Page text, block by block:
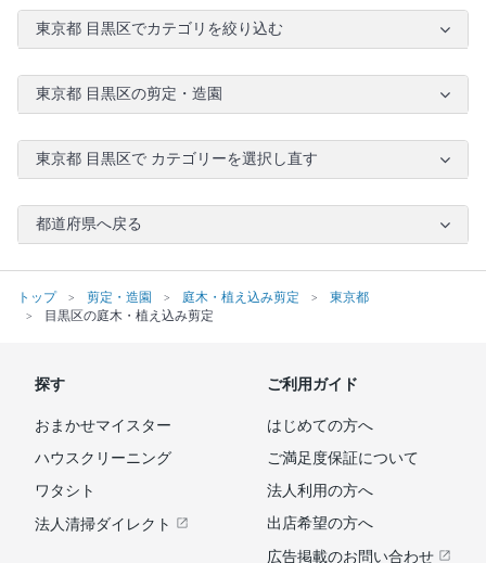
東京都 目黒区でカテゴリを絞り込む
東京都 目黒区の剪定・造園
東京都 目黒区で カテゴリーを選択し直す
都道府県へ戻る
トップ 剪定・造園 庭木・植え込み剪定
東京都
目黒区の庭木・植え込み剪定
探す
おまかせマイスター
ハウスクリーニング
ワタシト
法人清掃ダイレクト
ご利用ガイド
はじめての方へ
ご満足度保証について
法人利用の方へ
出店希望の方へ
広告掲載のお問い合わせ